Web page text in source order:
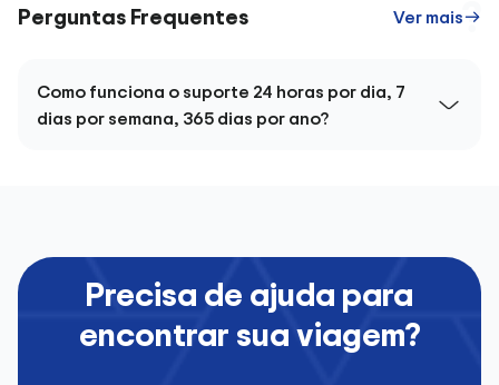
Perguntas Frequentes Ver mais
Como funciona o suporte 24 horas por dia, 7
dias por semana, 365 dias por ano?
Precisa de ajuda para
encontrar sua viagem?